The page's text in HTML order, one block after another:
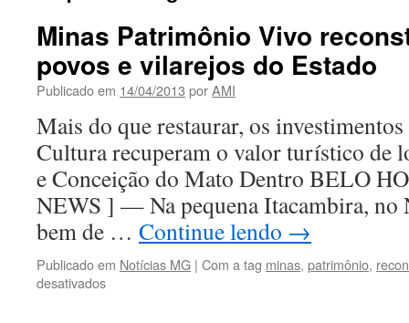
Minas Patrimônio Vivo
povos e vilarejos do Estado
Publicado em 14/04/2013 porAMI
Mais do que restaurar, os
Cultura recuperam o valor turístico de
e Conceição do Mato Dentro BELO
NEWS ] — Na pequena Itacambira, no
bem de … Continue lendo →
Publicado em Notícias MG | Com a tag minas, patrimônio,
desativadosem